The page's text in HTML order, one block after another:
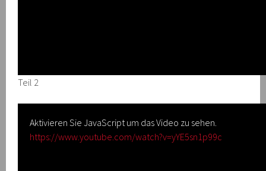
Teil 2
Aktivieren Sie JavaScript um das Video zu sehen.
https://www.youtube.com/watch?v=yYE5sn1p99c